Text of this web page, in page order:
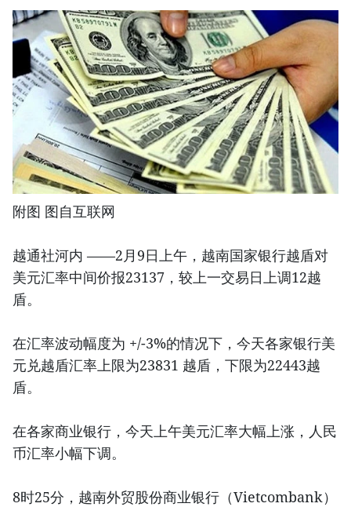
附图 图自互联网
越通社河内 ——2月9日上午，越南国家银行越盾对
美元汇率中间价报23137，较上一交易日上调12越
盾。
在汇率波动幅度为 +/-3%的情况下，今天各家银行美
元兑越盾汇率上限为23831 越盾，下限为22443越
盾。
在各家商业银行，今天上午美元汇率大幅上涨，人民
币汇率小幅下调。
8时25分，越南外贸股份商业银行（Vietcombank）